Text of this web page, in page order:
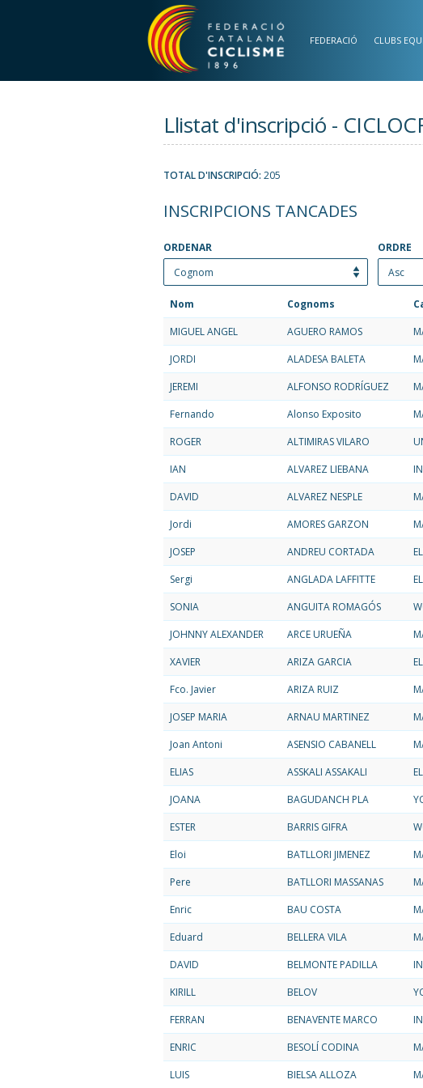
FEDERACIÓ CLUBS
Llistat d'inscripció -
TOTAL D'INSCRIPCIÓ: 205
INSCRIPCIONS TANCADES
ORDENAR ORDRE
Nom Cognoms
MIGUEL ANGEL
AGUERO RAMOS
JORDI
ALADESA BALETA
JEREMI
ALFONSO RODRÍGUEZ
Fernando
Alonso Exposito
ROGER
ALTIMIRAS VILARO
IAN
ALVAREZ LIEBANA
DAVID
ALVAREZ NESPLE
Jordi
AMORES GARZON
JOSEP
ANDREU CORTADA
Sergi
ANGLADA LAFFITTE
SONIA
ANGUITA ROMAGÓS
JOHNNY ALEXANDER
ARCE URUEÑA
XAVIER
ARIZA GARCIA
Fco. Javier
ARIZA RUIZ
JOSEP MARIA
ARNAU MARTINEZ
Joan Antoni
ASENSIO CABANELL
ELIAS
ASSKALI ASSAKALI
JOANA
BAGUDANCH PLA
ESTER
BARRIS GIFRA
Eloi
BATLLORI JIMENEZ
Pere
BATLLORI MASSANAS
Enric
BAU COSTA
Eduard
BELLERA VILA
DAVID
BELMONTE PADILLA
KIRILL
BELOV
FERRAN
BENAVENTE MARCO
ENRIC
BESOLÍ CODINA
LUIS
BIELSA ALLOZA